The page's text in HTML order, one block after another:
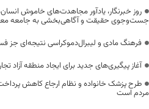
روز خبرنگار، یادآور مجاهدت‌های خاموش
جست‌وجوی حقیقت و آگاهی‌بخشی به جامعه
فرهنگ مادی و لیبرال‌دموکراسی نتیجه‌ای جز
آغاز پیگیری‌های جدید برای ایجاد منطقه آزاد
طرح پزشک خانواده و نظام ارجاع کاهش
مردم است